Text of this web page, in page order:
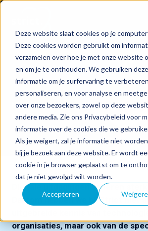
Deze website slaat cookies op je
Deze cookies worden gebruikt om
verzamelen over hoe je met onze website
en om je te onthouden. We gebruiken deze
informatie om je surfervaring te
personaliseren, en voor analyse en
over onze bezoekers, zowel op deze
andere media. Zie ons Privacybeleid voor
informatie over de cookies die we
Als je weigert, zal je informatie niet
bij je bezoek aan deze website. Er wordt
cookie in je browser geplaatst om te
dat je niet gevolgd wilt worden.
Accepteren
Sectoren
Mogelijkheden van digitalisering optimaal
doelstellingen van jouw organisatie te
Digitale uitdagingen variëren
Daarom hebben we bij Strict niet
organisaties, maar ook van de